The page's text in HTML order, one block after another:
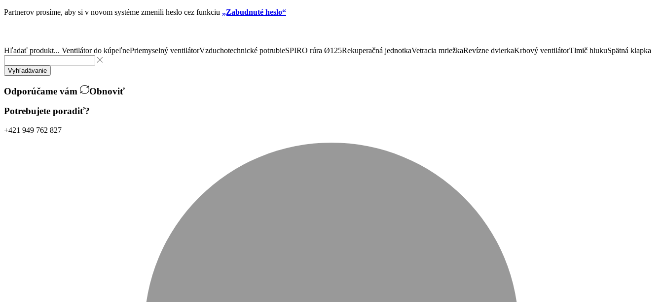
Partnerov prosíme, aby si v novom systéme zmenili heslo cez funkciu „Zabudnuté heslo“
Hľadať produkt... Ventilátor do kúpeľnePriemyselný ventilátorVzduchotechnické potrubieSPIRO rúra Ø125Rekuperačná jednotkaVetracia mriežkaRevízne dvierkaKrbový ventilátorTlmič hlukuSpätná klapka
Vyhľadávanie
Odporúčame vám
Obnoviť
Potrebujete poradiť?
+421 949 762 827